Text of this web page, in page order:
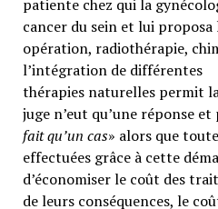
patiente chez qui la
cancer du sein et lui
opération, radiothérapie,
l’intégration de différentes
thérapies naturelles permit
juge n’eut qu’une réponse
fait qu’un cas» alors que
effectuées grâce à cette
d’économiser le coût des
de leurs conséquences, le